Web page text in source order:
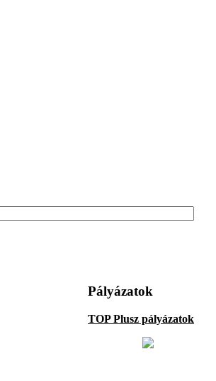
Pályázatok
TOP Plusz pályázatok